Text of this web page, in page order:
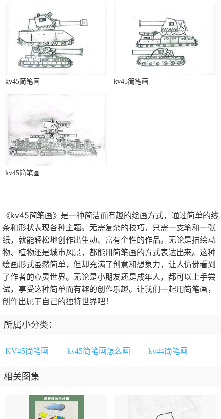
kv45简笔画 kv45简笔画
kv45简笔画
《kv45简笔画》是一种简洁而有趣的绘画方式，通过简单的线
条和形状表现各种主题。无需复杂的技巧，只需一支笔和一张
纸，就能轻松地创作出生动、富有个性的作品。无论是描绘动
物、植物还是城市风景，都能用简笔画的方式表达出来。这种
绘画形式虽然简单，但却充满了创意和想象力，让人仿佛看到
了作者的心灵世界。无论是小朋友还是成年人，都可以上手尝
试，享受这种简单而有趣的创作乐趣。让我们一起用简笔画，
创作出属于自己的独特世界吧！
所属小分类：
KV45简笔画 kv45简笔画怎么画 kv44简笔画
相关图集